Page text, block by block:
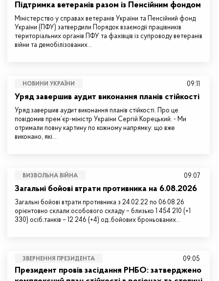
Підтримка ветеранів разом із Пенсійним фондом
Міністерство у справах ветеранів України та Пенсійний фонд
України (ПФУ) затвердили Порядок взаємодії працівників
територіальних органів ПФУ та фахівців із супроводу ветеранів
війни та демобілізованих…
НОВИНИ УКРАЇНИ
Уряд завершив аудит виконання планів стійкості
Уряд завершив аудит виконання планів стійкості. Про це
повідомив прем’єр-міністр України Сергій Корецький. - Ми
отримали повну картину по кожному напрямку: що вже
виконано, які…
09:11
ВИЗВОЛЬНА ВІЙНА
Загальні бойові втрати противника на 6.08.2026
Загальні бойові втрати противника з 24.02.22 по 06.08.26
орієнтовно склали:особового складу – близько 1 454 210 (+1
330) осіб;танків – 12 246 (+4) од.;бойових броньованих…
09:07
ЗВЕРНЕННЯ ПРЕЗИДЕНТА
Президент провів засідання РНБО: затверджено
09:05